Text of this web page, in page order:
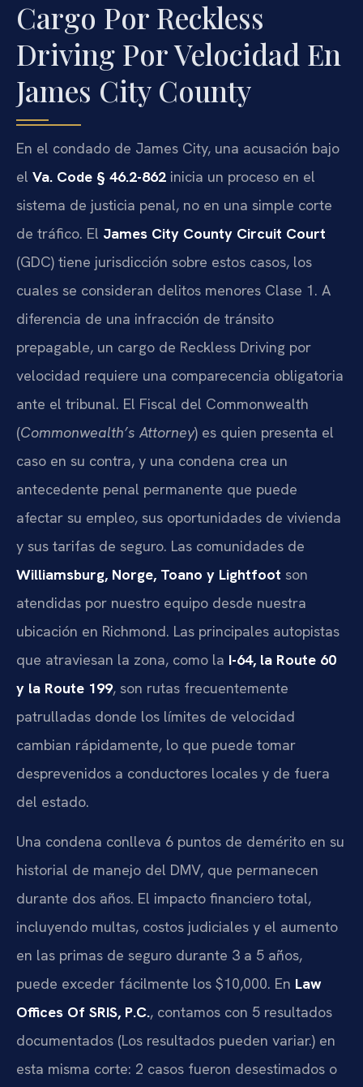
Cargo Por Reckless
Driving Por Velocidad En
James City County
En el condado de James City, una acusación bajo
el Va. Code § 46.2-862 inicia un proceso en el
sistema de justicia penal, no en una simple corte
de tráfico. El James City County Circuit Court
(GDC) tiene jurisdicción sobre estos casos, los
cuales se consideran delitos menores Clase 1. A
diferencia de una infracción de tránsito
prepagable, un cargo de Reckless Driving por
velocidad requiere una comparecencia obligatoria
ante el tribunal. El Fiscal del Commonwealth
(Commonwealth’s Attorney) es quien presenta el
caso en su contra, y una condena crea un
antecedente penal permanente que puede
afectar su empleo, sus oportunidades de vivienda
y sus tarifas de seguro. Las comunidades de
Williamsburg, Norge, Toano y Lightfoot son
atendidas por nuestro equipo desde nuestra
ubicación en Richmond. Las principales autopistas
que atraviesan la zona, como la I-64, la Route 60
y la Route 199, son rutas frecuentemente
patrulladas donde los límites de velocidad
cambian rápidamente, lo que puede tomar
desprevenidos a conductores locales y de fuera
del estado.
Una condena conlleva 6 puntos de demérito en su
historial de manejo del DMV, que permanecen
durante dos años. El impacto financiero total,
incluyendo multas, costos judiciales y el aumento
en las primas de seguro durante 3 a 5 años,
puede exceder fácilmente los $10,000. En Law
Offices Of SRIS, P.C., contamos con 5 resultados
documentados (Los resultados pueden variar.) en
esta misma corte: 2 casos fueron desestimados o